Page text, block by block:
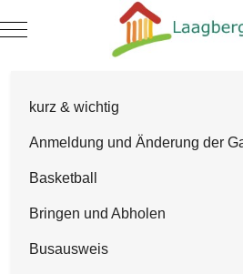
Mobile Menu Toggle
kurz & wichtig
Anmeldung und Änderung der
Basketball
Bringen und Abholen
Busausweis